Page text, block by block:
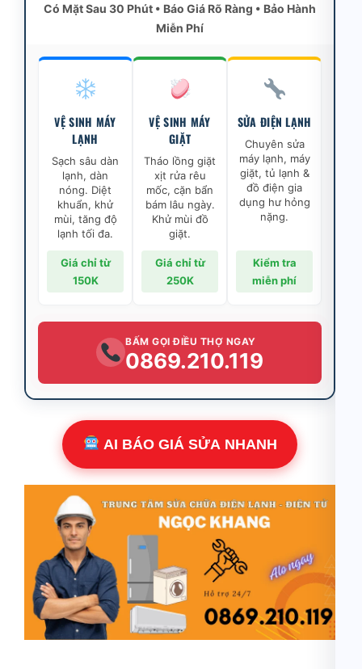
Có Mặt Sau 30 Phút • Báo Giá Rõ Ràng • Bảo Hành
Miễn Phí
VỆ SINH MÁY
LẠNH
Sạch sâu dàn
lạnh, dàn
nóng. Diệt
khuẩn, khử
mùi, tăng độ
lạnh tối đa.
Giá chỉ từ
150K
VỆ SINH MÁY
GIẶT
Tháo lồng giặt
xịt rửa rêu
mốc, cặn bẩn
bám lâu ngày.
Khử mùi đồ
giặt.
Giá chỉ từ
250K
SỬA ĐIỆN LẠNH
Chuyên sửa
máy lạnh, máy
giặt, tủ lạnh &
đồ điện gia
dụng hư hỏng
nặng.
Kiểm tra
miễn phí
BẤM GỌI ĐIỀU THỢ NGAY
0869.210.119
AI BÁO GIÁ SỬA NHANH